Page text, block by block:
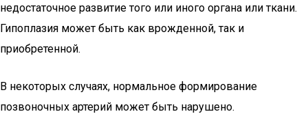
недостаточное развитие того или иного органа или ткани.
Гипоплазия может быть как врожденной, так и
приобретенной.
В некоторых случаях, нормальное формирование
позвоночных артерий может быть нарушено.